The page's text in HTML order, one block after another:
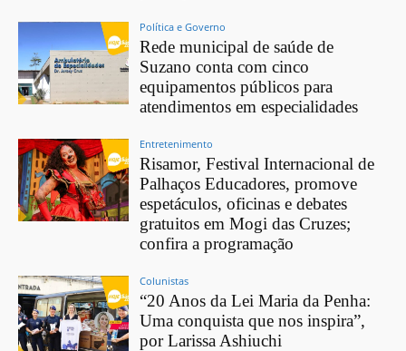
Política e Governo
Rede municipal de saúde de
Suzano conta com cinco
equipamentos públicos para
atendimentos em especialidades
Entretenimento
Risamor, Festival Internacional de
Palhaços Educadores, promove
espetáculos, oficinas e debates
gratuitos em Mogi das Cruzes;
confira a programação
Colunistas
“20 Anos da Lei Maria da Penha:
Uma conquista que nos inspira”,
por Larissa Ashiuchi